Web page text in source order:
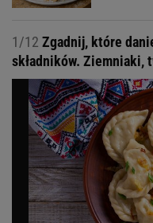
1/12 Zgadnij, które
składników. Ziemniaki,